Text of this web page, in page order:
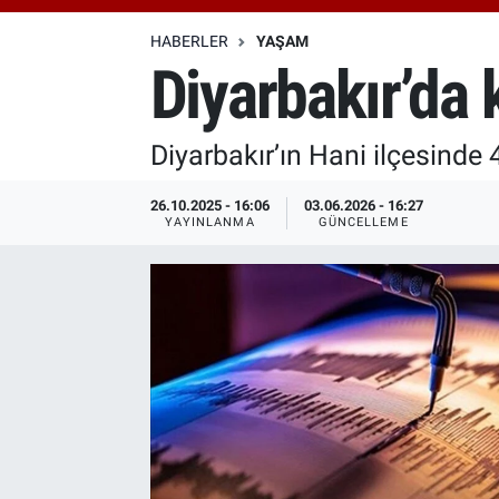
HABERLER YAŞAM
Diyarbakır’ın Hani
26.10.2025 - 16:06
YAYINLANMA
03.06.2026 - 16:27
GÜNCELLEME
Özel Haberler
Özel Haberler
Erişim Bilgileri
Haber Arşivi